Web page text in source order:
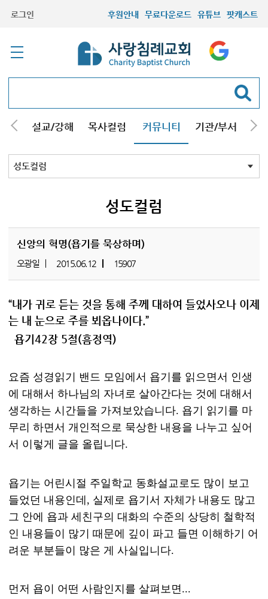
로그인 후원안내 무료다운로드 유튜브 팟캐스트
내 설교/강해 목사컬럼 커뮤니티 기관/부서 선
최근등록자료
자유게시판
교회소식
성도컬럼
성도컬럼
신앙의 혁명(욥기를 묵상하며)
오광일 2015.06.12 15907
“내가 귀로 듣는 것을 통해 주께 대하여 들었사오나 이제
는 내 눈으로 주를 뵈옵나이다 .”
욥기42장 5절(흠정역)
요즘 성경읽기 밴드 모임에서 욥기를 읽으면서 인생
에 대해서 하나님의 자녀로 살아간다는 것에 대해서
생각하는 시간들을 가져보았습니다. 욥기 읽기를 마
무리 하면서 개인적으로 묵상한 내용을 나누고 싶어
서 이렇게 글을 올립니다.
욥기는 어린시절 주일학교 동화설교로도 많이 보고
들었던 내용인데, 실제로 욥기서 자체가 내용도 많고
그 안에 욥과 세친구의 대화의 수준의 상당히 철학적
인 내용들이 많기 때문에 깊이 파고 들면 이해하기 어
려운 부분들이 많은 게 사실입니다.
먼저 욥이 어떤 사람인지를 살펴보면...